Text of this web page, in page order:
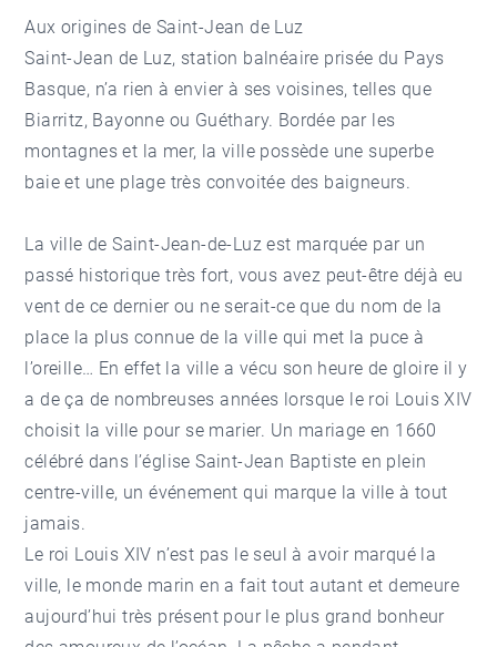
Aux origines de Saint-Jean de Luz
Saint-Jean de Luz, station balnéaire prisée du Pays
Basque, n’a rien à envier à ses voisines, telles que
Biarritz, Bayonne ou Guéthary. Bordée par les
montagnes et la mer, la ville possède une superbe
baie et une plage très convoitée des baigneurs.
La ville de Saint-Jean-de-Luz est marquée par un
passé historique très fort, vous avez peut-être déjà eu
vent de ce dernier ou ne serait-ce que du nom de la
place la plus connue de la ville qui met la puce à
l’oreille… En effet la ville a vécu son heure de gloire il y
a de ça de nombreuses années lorsque le roi Louis XIV
choisit la ville pour se marier. Un mariage en 1660
célébré dans l’église Saint-Jean Baptiste en plein
centre-ville, un événement qui marque la ville à tout
jamais.
Le roi Louis XIV n’est pas le seul à avoir marqué la
ville, le monde marin en a fait tout autant et demeure
aujourd’hui très présent pour le plus grand bonheur